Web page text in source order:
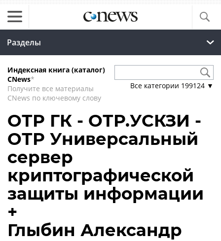
Разделы
Индексная книга (каталог)
CNews*
Получите все материалы
CNews по ключевому слову
Все категории 199124 ▼
ОТР ГК - ОТР.УСКЗИ -
ОТР Универсальный
сервер
криптографической
защиты информации
+
Глыбин Александр